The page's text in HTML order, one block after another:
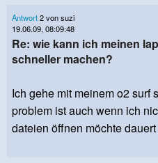
Antwort2 von suzi
19.06.09, 08:09:48
Re: wie kann ich meinen
schneller machen?
Ich gehe mit meinem o2 surf
problem ist auch wenn ich
dateien öffnen möchte